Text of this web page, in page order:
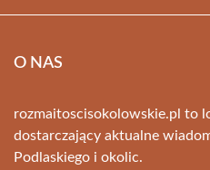
O NAS
rozmaitoscisokolowskie.pl to
dostarczający aktualne
Podlaskiego i okolic.